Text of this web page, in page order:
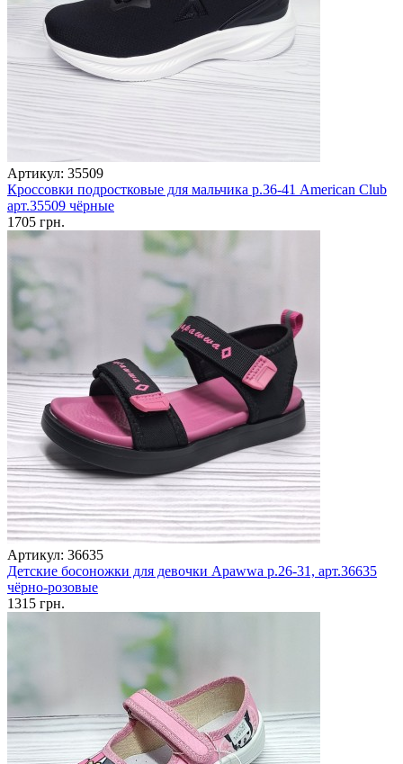
Артикул: 35509
Кроссовки подростковые для мальчика р.36-41 American Club
арт.35509 чёрные
1705 грн.
Артикул: 36635
Детские босоножки для девочки Apawwa р.26-31, арт.36635
чёрно-розовые
1315 грн.